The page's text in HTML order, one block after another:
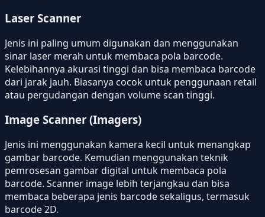
Laser Scanner
Jenis ini paling umum digunakan dan menggunakan
sinar laser merah untuk membaca pola barcode.
Kelebihannya akurasi tinggi dan bisa membaca barcode
dari jarak jauh. Biasanya cocok untuk penggunaan retail
atau pergudangan dengan volume scan tinggi.
Image Scanner (Imagers)
Jenis ini menggunakan kamera kecil untuk menangkap
gambar barcode. Kemudian menggunakan teknik
pemrosesan gambar digital untuk membaca pola
barcode. Scanner image lebih terjangkau dan bisa
membaca beberapa jenis barcode sekaligus, termasuk
barcode 2D.